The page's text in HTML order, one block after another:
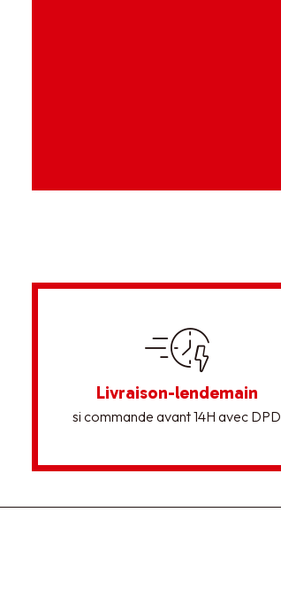
Livraison-lendemain
si commande avant 14H avec DPD